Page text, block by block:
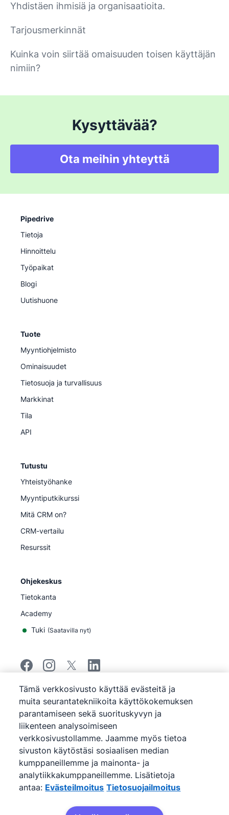
Yhdistäen ihmisiä ja organisaatioita.
Tarjousmerkinnät
Kuinka voin siirtää omaisuuden toisen käyttäjän
nimiin?
Kysyttävää?
Ota meihin yhteyttä
Pipedrive
Tietoja
Hinnoittelu
Työpaikat
Blogi
Uutishuone
Tuote
Myyntiohjelmisto
Ominaisuudet
Tietosuoja ja turvallisuus
Markkinat
Tila
API
Tutustu
Yhteistyöhanke
Myyntiputkikurssi
Mitä CRM on?
CRM-vertailu
Resurssit
Ohjekeskus
Tietokanta
Academy
Tuki (Saatavilla nyt)
©2026Pipedrive
Pipedrive
Käyttöehdot
Pipedrive
Tietosuojailmoitus
Sivukartta
Evästeilmoitus
Evästeasetukset
Pipedrive on verkkopohjainen myynti- ja CRM-
ohjelmisto.
Tämä verkkosivusto käyttää evästeitä ja
muita seurantatekniikoita käyttökokemuksen
parantamiseen sekä suorituskyvyn ja
liikenteen analysoimiseen
verkkosivustollamme. Jaamme myös tietoa
sivuston käytöstäsi sosiaalisen median
kumppaneillemme ja mainonta- ja
analytiikkakumppaneillemme. Lisätietoja
antaa: Evästeilmoitus Tietosuojailmoitus